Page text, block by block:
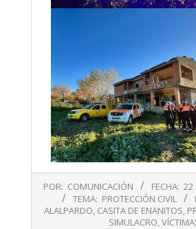
11-
POR: COMUNICACIÓN FECHA: 22
TEMA: PROTECCIÓN CIVIL
ALALPARDO, CASITA DE ENANITOS,
SIMULACRO,